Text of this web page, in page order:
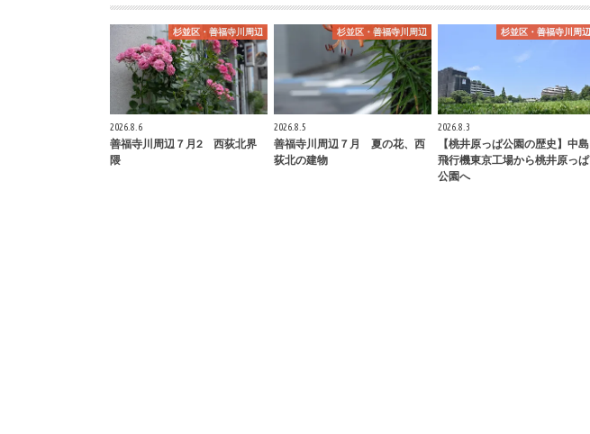
杉並区・善福寺川周辺
2026.8.6
善福寺川周辺７月2 西荻北界
隈
杉並区・善福寺川周辺
2026.8.5
善福寺川周辺７月 夏の花、西
荻北の建物
杉並区・善福寺川周辺
2026.8.3
【桃井原っぱ公園の歴史】中島
飛行機東京工場から桃井原っぱ
公園へ